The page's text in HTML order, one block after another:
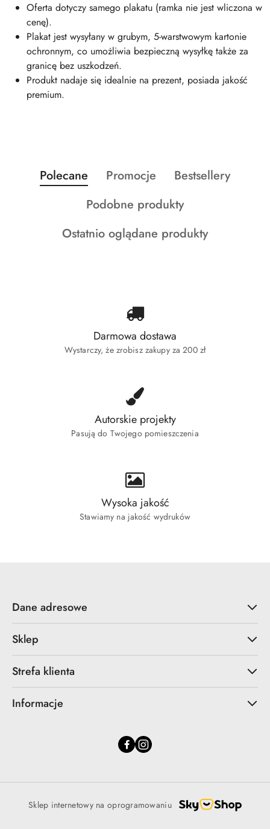
Oferta dotyczy samego plakatu (ramka nie jest wliczona w
cenę).
Plakat jest wysyłany w grubym, 5-warstwowym kartonie
ochronnym, co umożliwia bezpieczną wysyłkę także za
granicę bez uszkodzeń.
Produkt nadaje się idealnie na prezent, posiada jakość
premium.
Pomiń karuzelę produktów
Produkty
o
Polecane
Produkty
statusie:
Promocje
Produkty
statusie:
Bestsellery
Produkty
statusie:
Podobne produkty
Produkty
Ostatnio oglądane produkty
Darmowa dostawa
Wystarczy, że zrobisz zakupy za 200 zł
Autorskie projekty
Pasują do Twojego pomieszczenia
Wysoka jakość
Stawiamy na jakość wydruków
Dane adresowe
Sklep
Strefa klienta
Informacje
Sklep internetowy na oprogramowaniu